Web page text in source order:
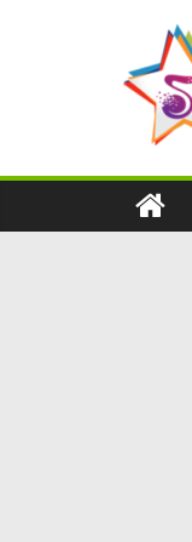
содержимому